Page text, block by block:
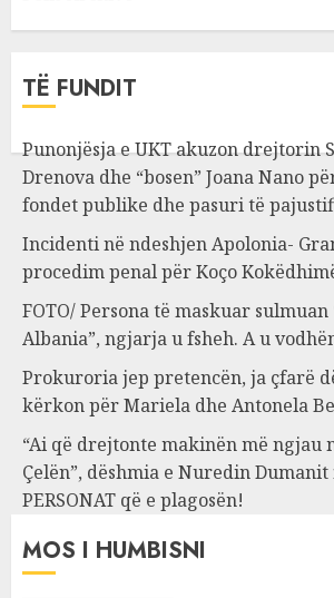
TË FUNDIT
Punonjësja e UKT akuzon drejtorin
Drenova dhe “bosen” Joana Nano
fondet publike dhe pasuri të
Incidenti në ndeshjen Apolonia-
procedim penal për Koço
FOTO/ Persona të maskuar sulmuan
Albania”, ngjarja u fsheh. A u
Prokuroria jep pretencën, ja çfarë
kërkon për Mariela dhe Antonela
“Ai që drejtonte makinën më ngjau
Çelën”, dëshmia e Nuredin
PERSONAT që e plagosën!
MOS I HUMBISNI